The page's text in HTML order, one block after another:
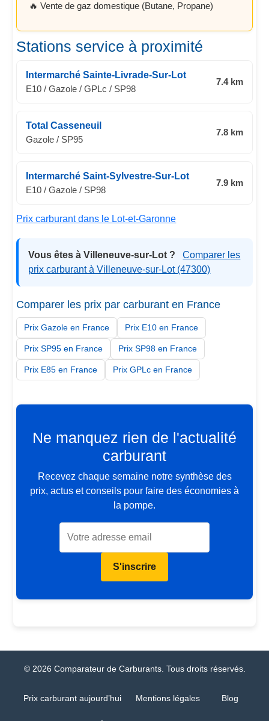
🔥 Vente de gaz domestique (Butane, Propane)
Stations service à proximité
Intermarché Sainte-Livrade-Sur-Lot
E10 / Gazole / GPLc / SP98
7.4 km
Total Casseneuil
Gazole / SP95
7.8 km
Intermarché Saint-Sylvestre-Sur-Lot
E10 / Gazole / SP98
7.9 km
Prix carburant dans le Lot-et-Garonne
Vous êtes à Villeneuve-sur-Lot ?
Comparer les
prix carburant à Villeneuve-sur-Lot (47300)
Comparer les prix par carburant en France
Prix Gazole en France Prix E10 en France
Prix SP95 en France Prix SP98 en France
Prix E85 en France Prix GPLc en France
Ne manquez rien de l'actualité
carburant
Recevez chaque semaine notre synthèse des
prix, actus et conseils pour faire des économies à
la pompe.
S'inscrire
© 2026 Comparateur de Carburants. Tous droits réservés.
Prix carburant aujourd’hui Mentions légales Blog